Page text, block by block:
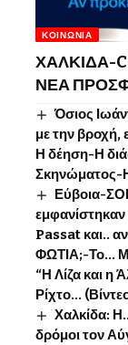
ΚΟΙΝΩΝΊΑ
ΧΑΛΚΙΔΑ-
ΝΕΑ
Όσιος
με την βροχή,
Η δέηση-Η
Σκηνώματος-
Εύβοια-
εμφανίστηκαν
Passat και..
ΦΩΤΙΑ;-Το…
“Η Λίζα και η
Ρίχτο…
Χαλκίδα:
δρόμοι τον